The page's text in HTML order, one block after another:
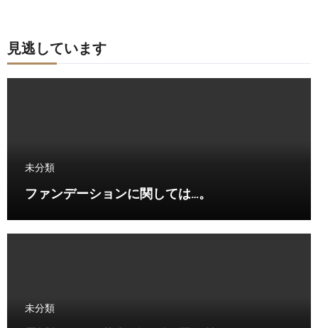
見逃しています
未分類
ファンデーションに関しては…。
未分類